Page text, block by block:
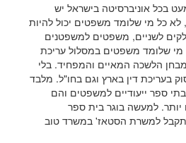
בכל אוניברסיטה בישראל יש
כל מי שלומד משפטים יכול להיות
לשניים, משפטים למשפטנים
שלומד משפטים במסלול עריכת
הלשכה המאיים והמפחיד. בלי
בעריכת דין בארץ וגם בחו"ל. מלבד
ספר ייעודיים למשפטים והם
יותר. למעשה בוגר בית ספר
למשרת הסטאז' במשרד טוב